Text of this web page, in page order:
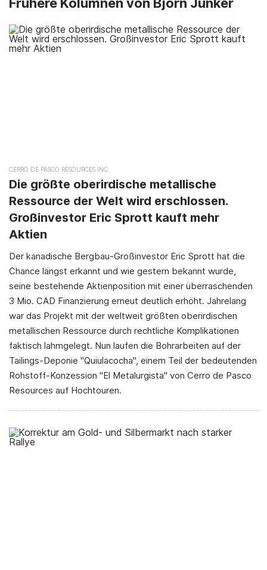
CERRO DE PASCO RESOURCES INC.
Die größte oberirdische metallische
Ressource der Welt wird erschlossen.
Großinvestor Eric Sprott kauft mehr
Aktien
Der kanadische Bergbau-Großinvestor Eric Sprott hat die
Chance längst erkannt und wie gestern bekannt wurde,
seine bestehende Aktienposition mit einer überraschenden
3 Mio. CAD Finanzierung erneut deutlich erhöht. Jahrelang
war das Projekt mit der weltweit größten oberirdischen
metallischen Ressource durch rechtliche Komplikationen
faktisch lahmgelegt. Nun laufen die Bohrarbeiten auf der
Tailings-Deponie "Quiulacocha", einem Teil der bedeutenden
Rohstoff-Konzession "El Metalurgista" von Cerro de Pasco
Resources auf Hochtouren.